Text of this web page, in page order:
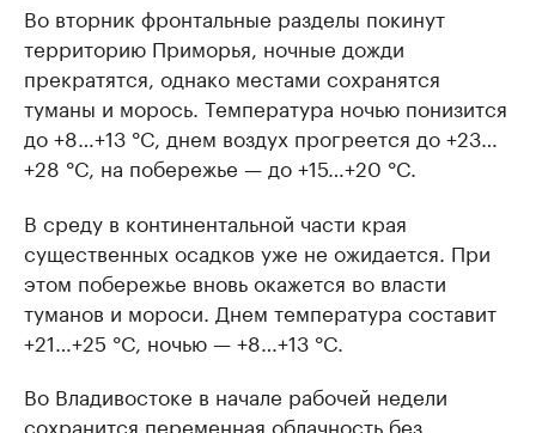
Во вторник фронтальные разделы покинут
территорию Приморья, ночные дожди
прекратятся, однако местами сохранятся
туманы и морось. Температура ночью понизится
до +8…+13 °C, днем воздух прогреется до +23…
+28 °C, на побережье — до +15…+20 °C.
В среду в континентальной части края
существенных осадков уже не ожидается. При
этом побережье вновь окажется во власти
туманов и мороси. Днем температура составит
+21…+25 °C, ночью — +8…+13 °C.
Во Владивостоке в начале рабочей недели
сохранится переменная облачность без